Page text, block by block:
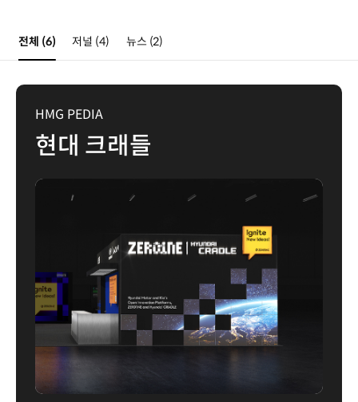
전체 (6) 저널 (4) 뉴스 (2)
HMG PEDIA
현대 크래들